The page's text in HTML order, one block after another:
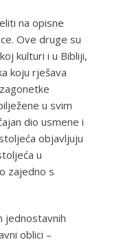
na opisne
Ove druge su
kulturi i u Bibliji,
koju rješava
u svim
dio usmene i
objavljuju
u
zajedno s
jednostavnih
oblici –